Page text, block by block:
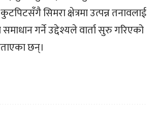
सिमरा क्षेत्रमा उत्पन्न तनावलाई
समाधान गर्ने उद्देश्यले वार्ता सुरु गरिएको
छन्।